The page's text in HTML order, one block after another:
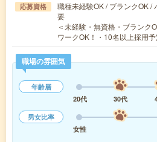
応募資格
職種未経験OK / ブランクOK /
要
＜未経験・無資格・ブランク
ワークOK！・10名以上採用
職場の雰囲気
年齢層
20代
30代
男女比率
女性